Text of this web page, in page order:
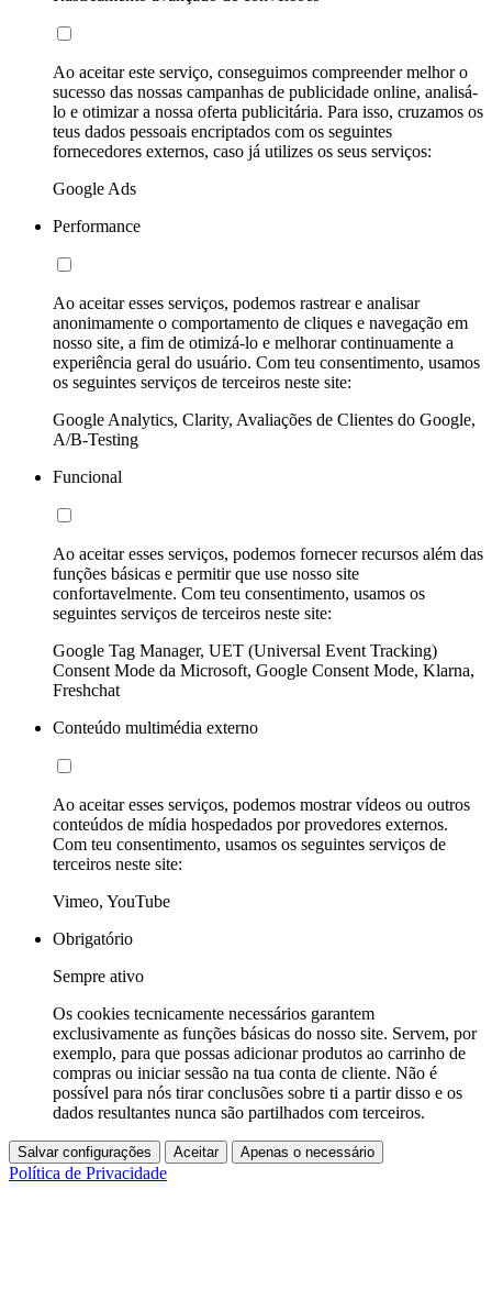
Ao aceitar este serviço, conseguimos compreender melhor o
sucesso das nossas campanhas de publicidade online, analisá-
lo e otimizar a nossa oferta publicitária. Para isso, cruzamos os
teus dados pessoais encriptados com os seguintes
fornecedores externos, caso já utilizes os seus serviços:
Google Ads
Performance
Ao aceitar esses serviços, podemos rastrear e analisar
anonimamente o comportamento de cliques e navegação em
nosso site, a fim de otimizá-lo e melhorar continuamente a
experiência geral do usuário. Com teu consentimento, usamos
os seguintes serviços de terceiros neste site:
Google Analytics, Clarity, Avaliações de Clientes do Google,
A/B-Testing
Funcional
Ao aceitar esses serviços, podemos fornecer recursos além das
funções básicas e permitir que use nosso site
confortavelmente. Com teu consentimento, usamos os
seguintes serviços de terceiros neste site:
Google Tag Manager, UET (Universal Event Tracking)
Consent Mode da Microsoft, Google Consent Mode, Klarna,
Freshchat
Conteúdo multimédia externo
Ao aceitar esses serviços, podemos mostrar vídeos ou outros
conteúdos de mídia hospedados por provedores externos.
Com teu consentimento, usamos os seguintes serviços de
terceiros neste site:
Vimeo, YouTube
Obrigatório
Sempre ativo
Os cookies tecnicamente necessários garantem
exclusivamente as funções básicas do nosso site. Servem, por
exemplo, para que possas adicionar produtos ao carrinho de
compras ou iniciar sessão na tua conta de cliente. Não é
possível para nós tirar conclusões sobre ti a partir disso e os
dados resultantes nunca são partilhados com terceiros.
Salvar configurações Aceitar Apenas o necessário
Política de Privacidade